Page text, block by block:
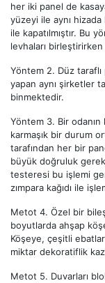
her iki panel de
yüzeyi ile aynı
ile kapatılmıştır. Bu
levhaları
Yöntem 2. Düz
yapan aynı şirketler
binmektedir.
Yöntem 3. Bir
karmaşık bir durum
tarafından her bir
büyük doğruluk
testeresi bu işlemi
zımpara kağıdı ile
Metot 4. Özel bir
boyutlarda ahşap
Köşeye, çeşitli
miktar dekoratiflik
Metot 5. Duvarları